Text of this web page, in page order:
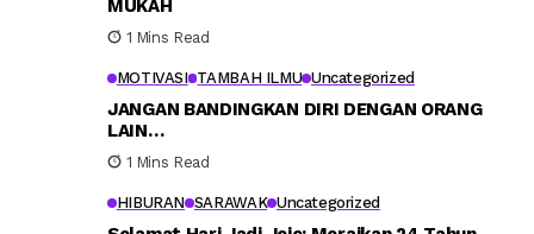
MUKAH
1 Mins Read
MOTIVASI TAMBAH ILMU Uncategorized
JANGAN BANDINGKAN DIRI DENGAN ORANG
LAIN…
1 Mins Read
HIBURAN SARAWAK Uncategorized